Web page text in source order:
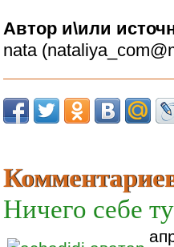
Автор и\или
nata
Ничего себе